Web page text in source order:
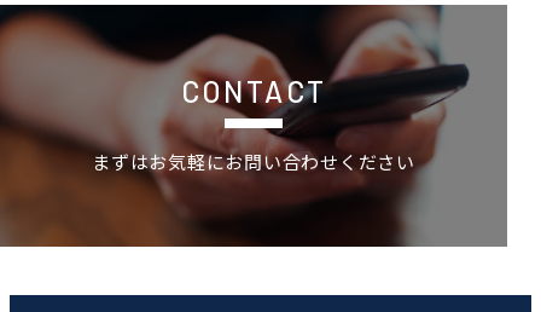
CONTACT
まずはお気軽にお問い合わせください
お問い合わせ